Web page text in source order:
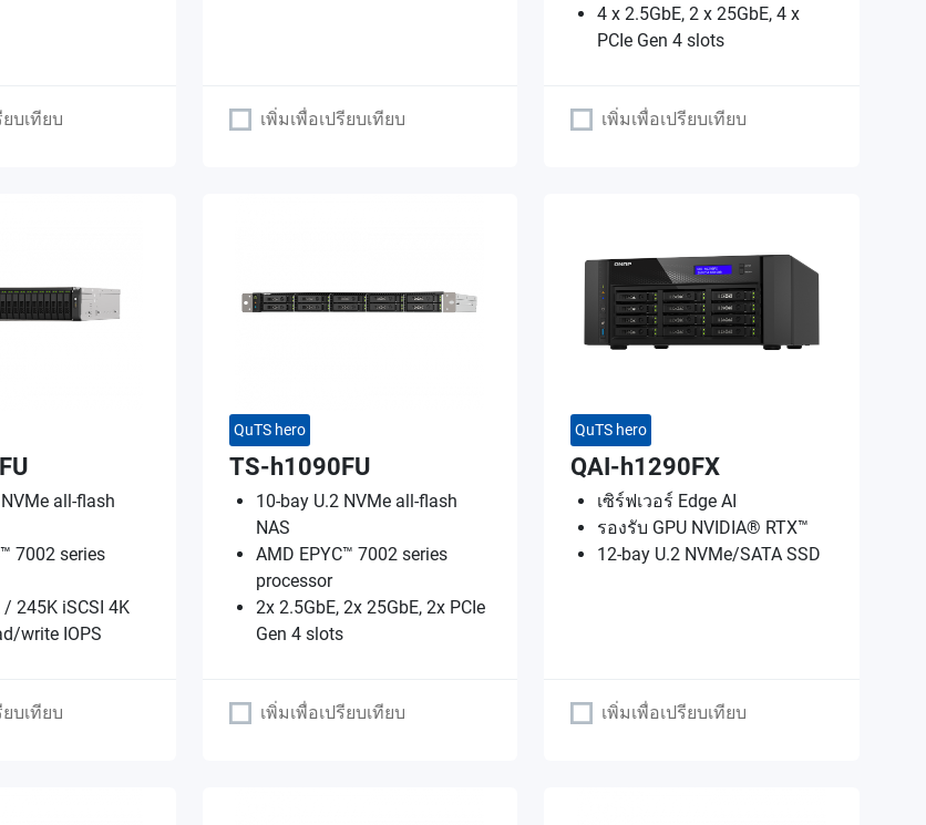
ยบเทียบ เพิ่มเพื่อเปรียบเทียบ
4 x 2.5GbE, 2 x 25GbE, 4 x
PCIe Gen 4 slots
เพิ่มเพื่อเปรียบเทียบ
all-flash
7002 series
/ 245K iSCSI 4K
write IOPS
ยบเทียบ
QuTS hero
TS-h1090FU
10-bay U.2 NVMe all-flash
NAS
AMD EPYC™ 7002 series
processor
2x 2.5GbE, 2x 25GbE, 2x PCIe
Gen 4 slots
เพิ่มเพื่อเปรียบเทียบ
QuTS hero
QAI-h1290FX
เซิร์ฟเวอร์ Edge AI
รองรับ GPU NVIDIA® RTX™
12-bay U.2 NVMe/SATA SSD
เพิ่มเพื่อเปรียบเทียบ